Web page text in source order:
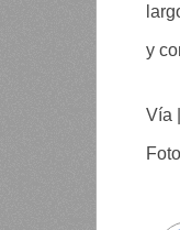
y
Vía |
Foto